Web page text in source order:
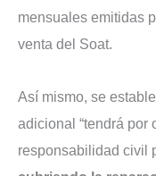
mensuales emitidas
venta del Soat.
Así mismo, se
adicional “tendrá por
responsabilidad civil